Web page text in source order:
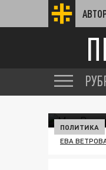
ПОЛИТИКА
ЕВА